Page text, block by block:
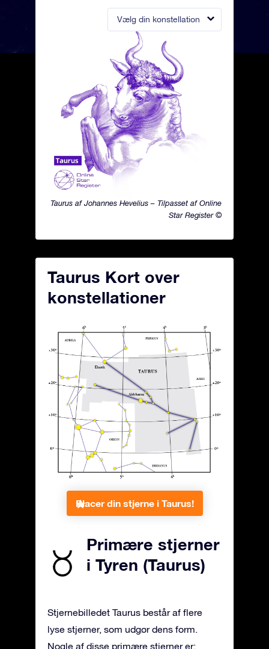
Vælg din konstellation
Taurus af Johannes Hevelius – Tilpasset af Online
Star Register ©
Taurus Kort over
konstellationer
Placer din stjerne i Taurus!
Primære stjerner
i Tyren (Taurus)
Stjernebilledet Taurus består af flere
lyse stjerner, som udgør dens form.
Nogle af disse primære stjerner er: